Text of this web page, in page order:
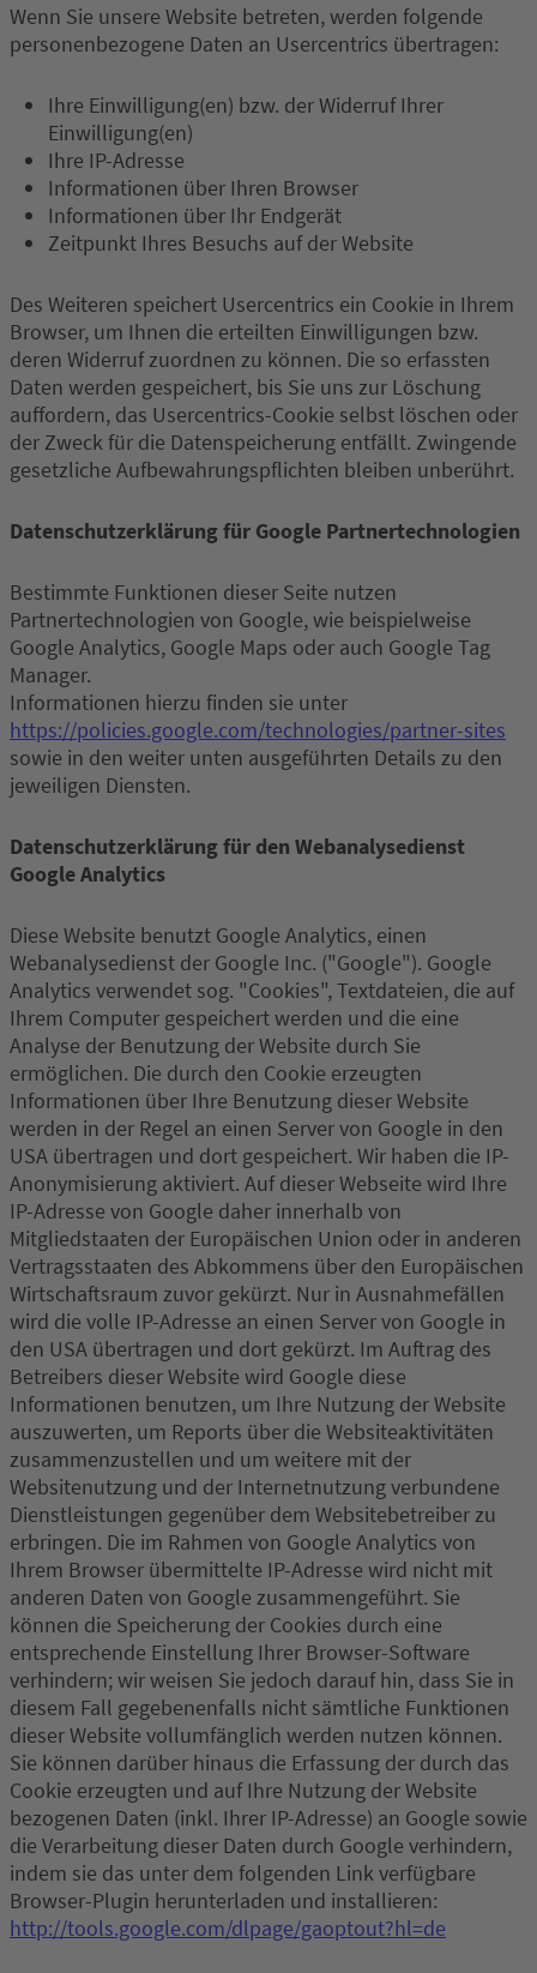
Wenn Sie unsere Website betreten, werden folgende
personenbezogene Daten an Usercentrics übertragen:
Ihre Einwilligung(en) bzw. der Widerruf Ihrer
Einwilligung(en)
Ihre IP-Adresse
Informationen über Ihren Browser
Informationen über Ihr Endgerät
Zeitpunkt Ihres Besuchs auf der Website
Des Weiteren speichert Usercentrics ein Cookie in Ihrem
Browser, um Ihnen die erteilten Einwilligungen bzw.
deren Widerruf zuordnen zu können. Die so erfassten
Daten werden gespeichert, bis Sie uns zur Löschung
auffordern, das Usercentrics-Cookie selbst löschen oder
der Zweck für die Datenspeicherung entfällt. Zwingende
gesetzliche Aufbewahrungspflichten bleiben unberührt.
Datenschutzerklärung für Google Partnertechnologien
Bestimmte Funktionen dieser Seite nutzen
Partnertechnologien von Google, wie beispielweise
Google Analytics, Google Maps oder auch Google Tag
Manager.
Informationen hierzu finden sie unter
https://policies.google.com/technologies/partner-sites
sowie in den weiter unten ausgeführten Details zu den
jeweiligen Diensten.
Datenschutzerklärung für den Webanalysedienst
Google Analytics
Diese Website benutzt Google Analytics, einen
Webanalysedienst der Google Inc. ("Google"). Google
Analytics verwendet sog. "Cookies", Textdateien, die auf
Ihrem Computer gespeichert werden und die eine
Analyse der Benutzung der Website durch Sie
ermöglichen. Die durch den Cookie erzeugten
Informationen über Ihre Benutzung dieser Website
werden in der Regel an einen Server von Google in den
USA übertragen und dort gespeichert. Wir haben die IP-
Anonymisierung aktiviert. Auf dieser Webseite wird Ihre
IP-Adresse von Google daher innerhalb von
Mitgliedstaaten der Europäischen Union oder in anderen
Vertragsstaaten des Abkommens über den Europäischen
Wirtschaftsraum zuvor gekürzt. Nur in Ausnahmefällen
wird die volle IP-Adresse an einen Server von Google in
den USA übertragen und dort gekürzt. Im Auftrag des
Betreibers dieser Website wird Google diese
Informationen benutzen, um Ihre Nutzung der Website
auszuwerten, um Reports über die Websiteaktivitäten
zusammenzustellen und um weitere mit der
Websitenutzung und der Internetnutzung verbundene
Dienstleistungen gegenüber dem Websitebetreiber zu
erbringen. Die im Rahmen von Google Analytics von
Ihrem Browser übermittelte IP-Adresse wird nicht mit
anderen Daten von Google zusammengeführt. Sie
können die Speicherung der Cookies durch eine
entsprechende Einstellung Ihrer Browser-Software
verhindern; wir weisen Sie jedoch darauf hin, dass Sie in
diesem Fall gegebenenfalls nicht sämtliche Funktionen
dieser Website vollumfänglich werden nutzen können.
Sie können darüber hinaus die Erfassung der durch das
Cookie erzeugten und auf Ihre Nutzung der Website
bezogenen Daten (inkl. Ihrer IP-Adresse) an Google sowie
die Verarbeitung dieser Daten durch Google verhindern,
indem sie das unter dem folgenden Link verfügbare
Browser-Plugin herunterladen und installieren:
http://tools.google.com/dlpage/gaoptout?hl=de